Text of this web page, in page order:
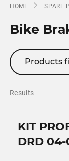
HOME SPARE
Bike
Products
Results
KIT
DRD 04-